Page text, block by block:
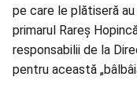
pe care le plătiseră
primarul Rareș
responsabilii de la
pentru această